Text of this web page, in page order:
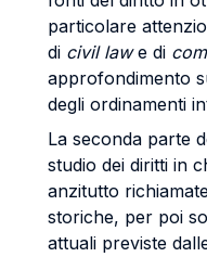
particolare
di civil lawe di
approfondimento
degli ordinamenti
La seconda parte
studio dei diritti in
anzitutto
storiche, per poi
attuali previste